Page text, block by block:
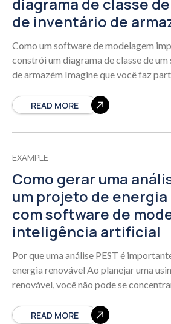
de inventário de
Como um software de modelagem
constrói um diagrama de classe de
de armazém Imagine que você faz
READ MORE
EXAMPLE
Como gerar uma
um projeto de
com software de
inteligência artificial
Por que uma análise PEST é
energia renovável Ao planejar uma
renovável, você não pode se
READ MORE